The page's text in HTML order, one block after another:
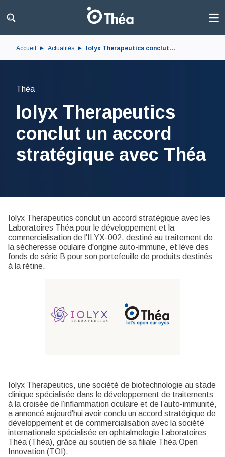
Accueil Actualités Iolyx Therapeutics conclut...
Théa
Iolyx Therapeutics
conclut un accord
stratégique avec Théa
Iolyx Therapeutics conclut un accord stratégique avec les
Laboratoires Théa pour le développement et la
commercialisation de l'ILYX-002, destiné au traitement de
la sécheresse oculaire d'origine auto-immune, et lève des
fonds de série B pour son portefeuille de produits destinés
à la rétine.
Iolyx Therapeutics, une société de biotechnologie au stade
clinique spécialisée dans le développement de traitements
à la croisée de l’inflammation oculaire et de l’auto-immunité,
a annoncé aujourd’hui avoir conclu un accord stratégique de
développement et de commercialisation avec la société
internationale spécialisée en ophtalmologie Laboratoires
Théa (Théa), grâce au soutien de sa filiale Théa Open
Innovation (TOI).